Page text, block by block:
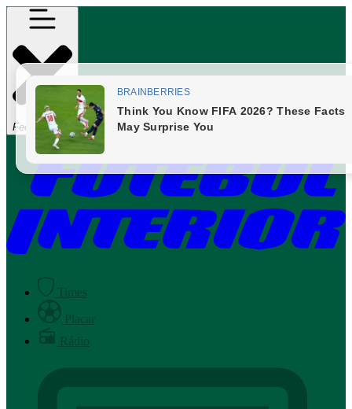
Fechar Menu
Times
Placar
Rádio